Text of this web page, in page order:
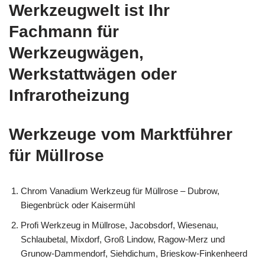
Werkzeugwelt ist Ihr
Fachmann für
Werkzeugwägen,
Werkstattwägen oder
Infrarotheizung
Werkzeuge vom Marktführer
für Müllrose
Chrom Vanadium Werkzeug für Müllrose – Dubrow,
Biegenbrück oder Kaisermühl
Profi Werkzeug in Müllrose, Jacobsdorf, Wiesenau,
Schlaubetal, Mixdorf, Groß Lindow, Ragow-Merz und
Grunow-Dammendorf, Siehdichum, Brieskow-Finkenheerd